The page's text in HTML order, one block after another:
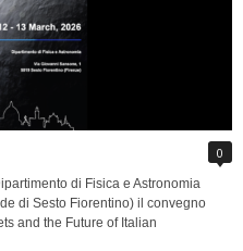
0
di Fisica e Astronomia
di Sesto Fiorentino) il convegno
and the Future of Italian